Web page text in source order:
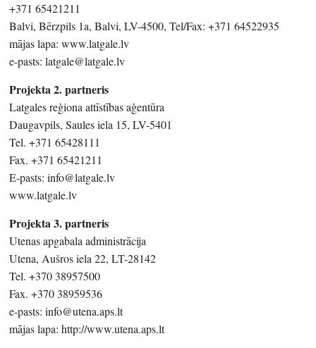
+371 65421211
Balvi, Bērzpils 1a, Balvi, LV-4500, Tel/Fax: +371 64522935
mājas lapa: www.latgale.lv
e-pasts: latgale@latgale.lv
Projekta 2. partneris
Latgales reģiona attīstības aģentūra
Daugavpils, Saules iela 15, LV-5401
Tel. +371 65428111
Fax. +371 65421211
E-pasts: info@latgale.lv
www.latgale.lv
Projekta 3. partneris
Utenas apgabala administrācija
Utena, Aušros iela 22, LT-28142
Tel. +370 38957500
Fax. +370 38959536
e-pasts: info@utena.aps.lt
mājas lapa: http://www.utena.aps.lt